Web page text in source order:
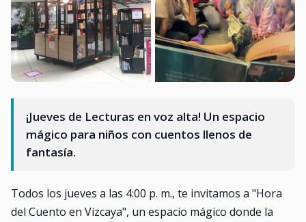
¡Jueves de Lecturas en voz alta! Un espacio
mágico para niños con cuentos llenos de
fantasía.
Todos los jueves a las 4:00 p. m., te invitamos a "Hora
del Cuento en Vizcaya", un espacio mágico donde la